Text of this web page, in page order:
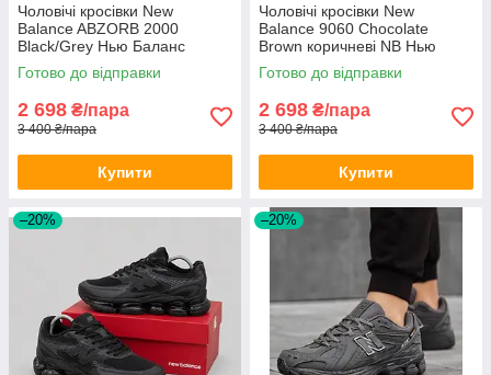
Чоловічі кросівки New
Balance ABZORB 2000
Black/Grey Нью Баланс
чорно-сірі Нб 2000 весна літо
Готово до відправки
2 698 ₴/пара
3 400 ₴/пара
Купити
Чоловічі кросівки New
Balance 9060 Chocolate
Brown коричневі NB Нью
Баланс НБ замшеві
Готово до відправки
2 698 ₴/пара
3 400 ₴/пара
Купити
–20% –20%